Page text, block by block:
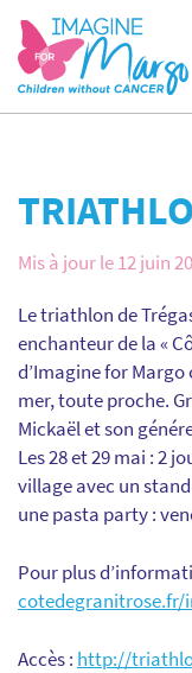
Mis à jour le 12 juin
Le triathlon de
enchanteur de la «
d’Imagine for
mer, toute proche.
Mickaël et son
Les 28 et 29 mai : 2
village avec un
une pasta party :
Pour plus
cotedegranitrose.fr/
Accès : http://